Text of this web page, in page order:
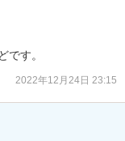
です。
2022年12月24日 23:15